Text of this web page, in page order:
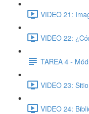
VIDEO 21:
VIDEO 22:
TAREA 4 -
VIDEO 23:
VIDEO 24: